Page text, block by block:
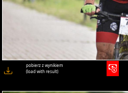
pobierz z wynikiem
(load with result)